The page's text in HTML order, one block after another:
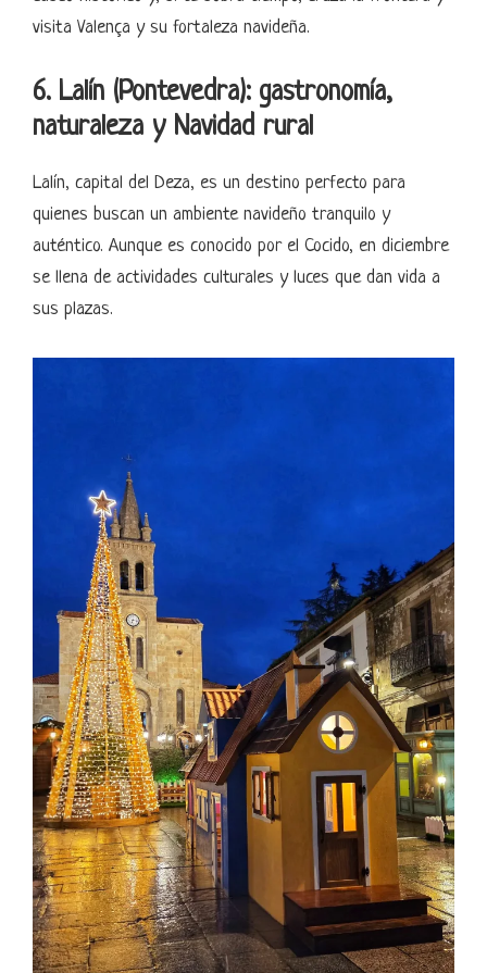
visita Valença y su fortaleza navideña.
6. Lalín (Pontevedra): gastronomía,
naturaleza y Navidad rural
Lalín, capital del Deza, es un destino perfecto para
quienes buscan un ambiente navideño tranquilo y
auténtico. Aunque es conocido por el Cocido, en diciembre
se llena de actividades culturales y luces que dan vida a
sus plazas.